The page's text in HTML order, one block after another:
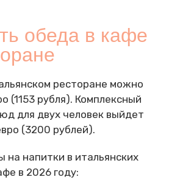
обеда в кафе
ресторане можно
(1153 рубля). Комплексный
для двух человек выйдет
(3200 рублей).
на напитки в итальянских
в 2026 году: